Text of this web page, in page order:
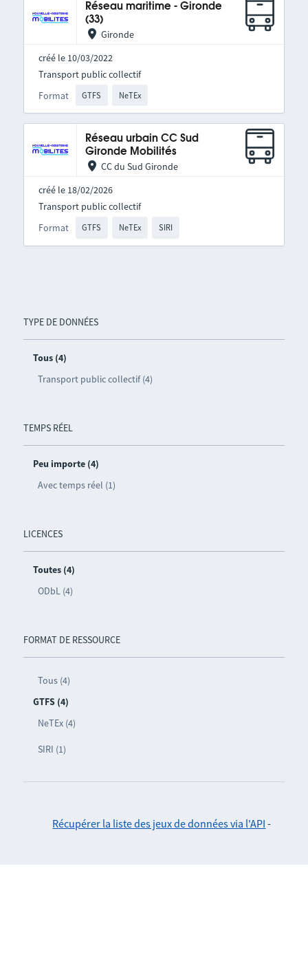
TYPE DE DONNÉES
Tous (4)
Transport public collectif (4)
TEMPS RÉEL
Peu importe (4)
Avec temps réel (1)
LICENCES
Toutes (4)
ODbL (4)
FORMAT DE RESSOURCE
Tous (4)
GTFS (4)
NeTEx (4)
SIRI (1)
Réseau maritime - Gironde
(33)
Gironde
créé le 10/03/2022
Format GTFS NeTEx
Transport public collectif
Réseau urbain CC Sud
Gironde Mobilités
CC du Sud Gironde
créé le 18/02/2026
Format GTFS NeTEx SIRI
Transport public collectif
Récupérer la liste des jeux de données via l'API -